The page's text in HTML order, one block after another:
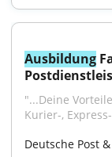
Ausbildung
"...Deine
Kurier-,
Deutsche Post